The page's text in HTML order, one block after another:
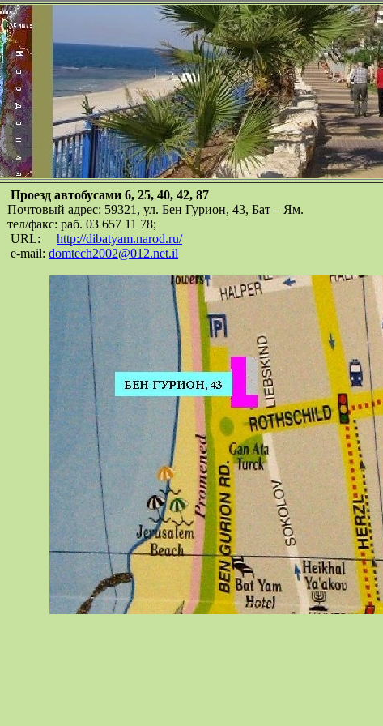
Проезд автобусами 6, 25, 40, 42, 87
Почтовый адрес: 59321, ул. Бен Гурион, 43, Бат – Ям.
тел/факс: раб. 03 657 11 78;
URL: http://dibatyam.narod.ru/
e-mail: domtech2002@012.net.il